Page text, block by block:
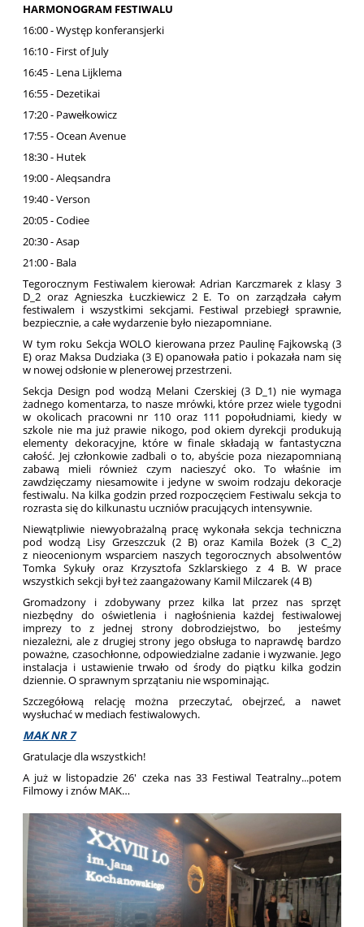
HARMONOGRAM FESTIWALU
16:00 - Występ konferansjerki
16:10 - First of July
16:45 - Lena Lijklema
16:55 - Dezetikai
17:20 - Pawełkowicz
17:55 - Ocean Avenue
18:30 - Hutek
19:00 - Aleqsandra
19:40 - Verson
20:05 - Codiee
20:30 - Asap
21:00 - Bala
Tegorocznym Festiwalem kierował: Adrian Karczmarek z klasy 3
D_2 oraz Agnieszka Łuczkiewicz 2 E. To on zarządzała całym
festiwalem i wszystkimi sekcjami. Festiwal przebiegł sprawnie,
bezpiecznie, a całe wydarzenie było niezapomniane.
W tym roku Sekcja WOLO kierowana przez Paulinę Fajkowską (3
E) oraz Maksa Dudziaka (3 E) opanowała patio i pokazała nam się
w nowej odsłonie w plenerowej przestrzeni.
Sekcja Design pod wodzą Melani Czerskiej (3 D_1) nie wymaga
żadnego komentarza, to nasze mrówki, które przez wiele tygodni
w okolicach pracowni nr 110 oraz 111 popołudniami, kiedy w
szkole nie ma już prawie nikogo, pod okiem dyrekcji produkują
elementy dekoracyjne, które w finale składają w fantastyczna
całość. Jej członkowie zadbali o to, abyście poza niezapomnianą
zabawą mieli również czym nacieszyć oko. To właśnie im
zawdzięczamy niesamowite i jedyne w swoim rodzaju dekoracje
festiwalu. Na kilka godzin przed rozpoczęciem Festiwalu sekcja to
rozrasta się do kilkunastu uczniów pracujących intensywnie.
Niewątpliwie niewyobrażalną pracę wykonała sekcja techniczna
pod wodzą Lisy Grzeszczuk (2 B) oraz Kamila Bożek (3 C_2)
z nieocenionym wsparciem naszych tegorocznych absolwentów
Tomka Sykuły oraz Krzysztofa Szklarskiego z 4 B. W prace
wszystkich sekcji był też zaangażowany Kamil Milczarek (4 B)
Gromadzony i zdobywany przez kilka lat przez nas sprzęt
niezbędny do oświetlenia i nagłośnienia każdej festiwalowej
imprezy to z jednej strony dobrodziejstwo, bo jesteśmy
niezależni, ale z drugiej strony jego obsługa to naprawdę bardzo
poważne, czasochłonne, odpowiedzialne zadanie i wyzwanie. Jego
instalacja i ustawienie trwało od środy do piątku kilka godzin
dziennie. O sprawnym sprzątaniu nie wspominając.
Szczegółową relację można przeczytać, obejrzeć, a nawet
wysłuchać w mediach festiwalowych.
MAK NR 7
Gratulacje dla wszystkich!
A już w listopadzie 26' czeka nas 33 Festiwal Teatralny...potem
Filmowy i znów MAK…